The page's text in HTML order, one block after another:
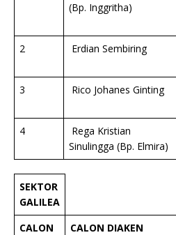
(Bp. Inggritha)
2
Erdian Sembiring
3
Rico Johanes Ginting
4
Rega Kristian
Sinulingga (Bp. Elmira)
SEKTOR
GALILEA
CALON
CALON DIAKEN